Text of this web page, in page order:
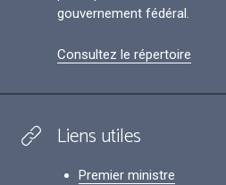
gouvernement fédéral.
Consultez le répertoire
Liens utiles
Premier ministre